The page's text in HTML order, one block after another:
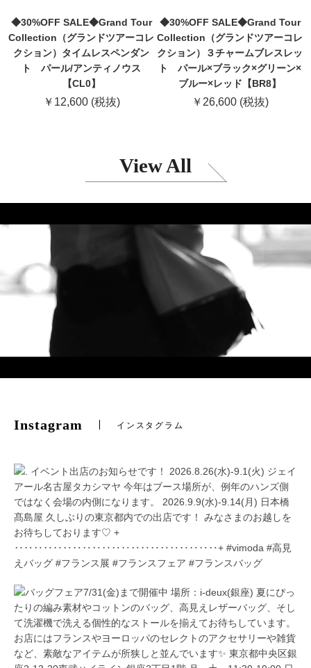
◆30%OFF SALE◆Grand Tour
Collection（グランドツアーコレ
クション）タイムレスペンダン
ト パール/アンティノウス
【CL0】
￥12,600 (税抜)
◆30%OFF SALE◆Grand Tour
Collection（グランドツアーコレ
クション）３チャームブレスレッ
ト パール×ブラック×グリーン×
ブルー×レッド【BR8】
￥26,600 (税抜)
View All
Instagram インスタグラム